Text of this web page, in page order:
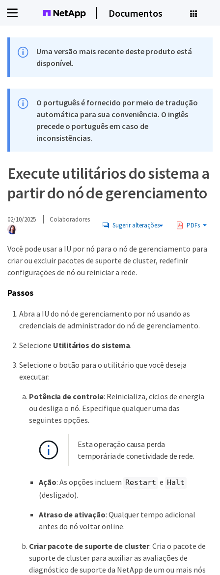
Documentos
Uma versão mais recente deste produto está
disponível.
O português é fornecido por meio de tradução
automática para sua conveniência. O inglês
precede o português em caso de
inconsistências.
Execute utilitários do sistema a
partir do nó de gerenciamento
02/10/2025 Colaboradores
Sugerir alterações PDFs
Você pode usar a IU por nó para o nó de gerenciamento para
criar ou excluir pacotes de suporte de cluster, redefinir
configurações de nó ou reiniciar a rede.
Passos
Abra a IU do nó de gerenciamento por nó usando as
credenciais de administrador do nó de gerenciamento.
Selecione Utilitários do sistema.
Selecione o botão para o utilitário que você deseja
executar:
Potência de controle: Reinicializa, ciclos de energia
ou desliga o nó. Especifique qualquer uma das
seguintes opções.
Esta operação causa perda
temporária de conetividade de rede.
Ação: As opções incluem Restart e Halt
(desligado).
Atraso de ativação: Qualquer tempo adicional
antes do nó voltar online.
Criar pacote de suporte de cluster: Cria o pacote de
suporte de cluster para auxiliar as avaliações de
diagnóstico de suporte da NetApp de um ou mais nós